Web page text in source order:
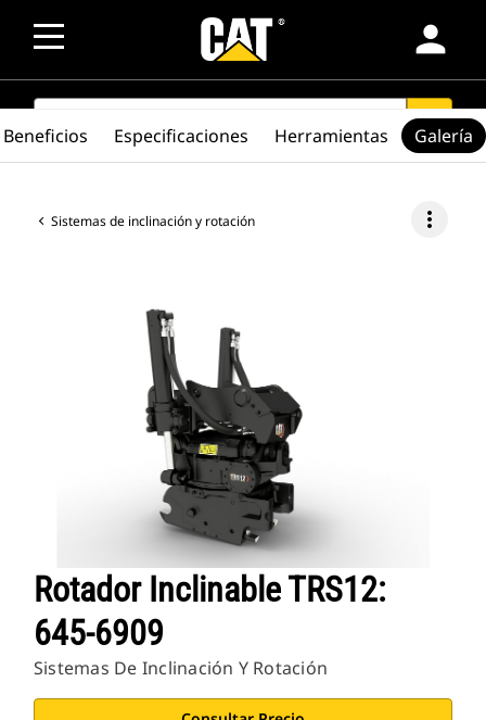
person
SEARCH search
Sistemas de inclinación y rotación more_vert
Rotador Inclinable TRS12:
645-6909
Sistemas De Inclinación Y Rotación
Beneficios Especificaciones Herramientas Galería